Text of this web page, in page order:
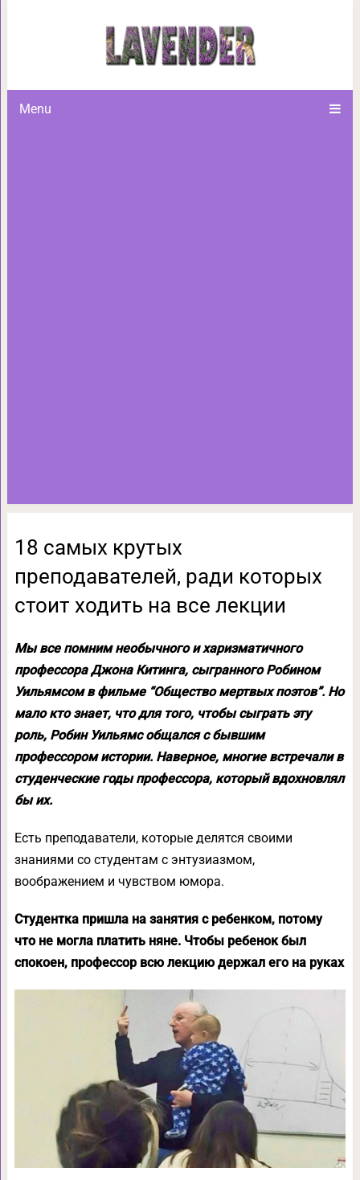
Menu
18 самых крутых
18 самых крутых
преподавателей, ради которых
стоит ходить на все лекции
Мы все помним необычного и харизматичного
профессора Джона Китинга, сыгранного Робином
Уильямсом в фильме “Общество мертвых поэтов”. Но
мало кто знает, что для того, чтобы сыграть эту
роль, Робин Уильямс общался с бывшим
профессором истории. Наверное, многие встречали в
студенческие годы профессора, который вдохновлял
бы их.
Есть преподаватели, которые делятся своими
знаниями со студентам с энтузиазмом,
воображением и чувством юмора.
Студентка пришла на занятия с ребенком, потому
что не могла платить няне. Чтобы ребенок был
спокоен, профессор всю лекцию держал его на руках